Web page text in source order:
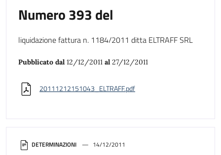
DETERMINAZIONI 14/12/2011
Numero 393 del
liquidazione fattura n. 1184/2011 ditta ELTRAFF SRL
Pubblicato dal 12/12/2011 al 27/12/2011
20111212151043_ELTRAFF.pdf